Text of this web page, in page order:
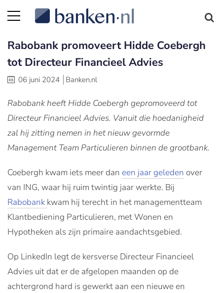
Rabobank promoveert Hidde Coebergh
tot Directeur Financieel Advies
06 juni 2024 Banken.nl
Rabobank heeft Hidde Coebergh gepromoveerd tot
Directeur Financieel Advies. Vanuit die hoedanigheid
zal hij zitting nemen in het nieuw gevormde
Management Team Particulieren binnen de grootbank.
Coebergh kwam iets meer dan een jaar geleden over
van ING, waar hij ruim twintig jaar werkte. Bij
Rabobank kwam hij terecht in het managementteam
Klantbediening Particulieren, met Wonen en
Hypotheken als zijn primaire aandachtsgebied.
Op LinkedIn legt de kersverse Directeur Financieel
Advies uit dat er de afgelopen maanden op de
achtergrond hard is gewerkt aan een nieuwe en